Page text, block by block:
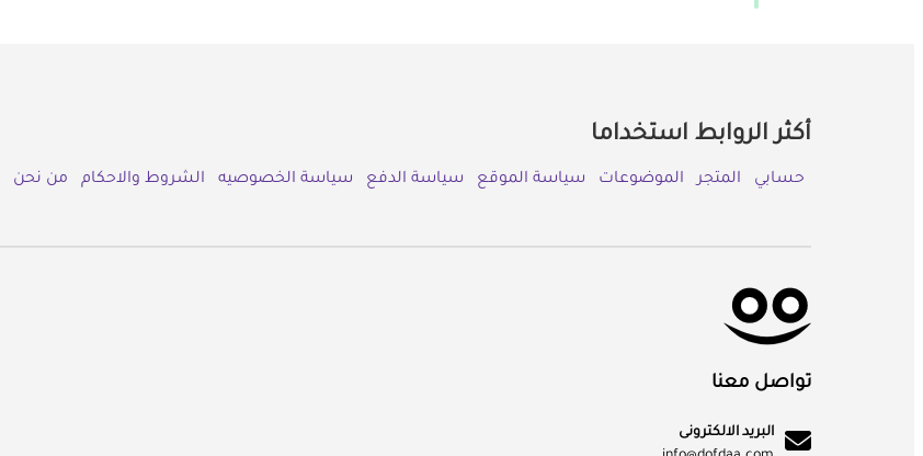
أكثر الروابط استخداما
حسابي المتجر الموضوعات سياسة الموقع سياسة الدفع سياسة الخصوصيه الشروط والاحكام من نحن
تواصل معنا
البريد الالكترونى